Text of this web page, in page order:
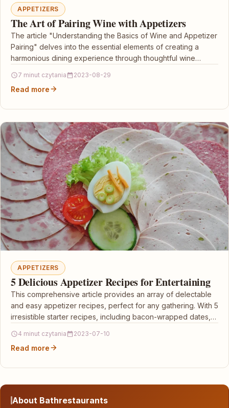
APPETIZERS
The Art of Pairing Wine with Appetizers
The article "Understanding the Basics of Wine and Appetizer
Pairing" delves into the essential elements of creating a
harmonious dining experience through thoughtful wine…
7 minut czytania 2023-08-29
Read more
APPETIZERS
5 Delicious Appetizer Recipes for Entertaining
This comprehensive article provides an array of delectable
and easy appetizer recipes, perfect for any gathering. With 5
irresistible starter recipes, including bacon-wrapped dates,…
4 minut czytania 2023-07-10
Read more
About Bathrestaurants